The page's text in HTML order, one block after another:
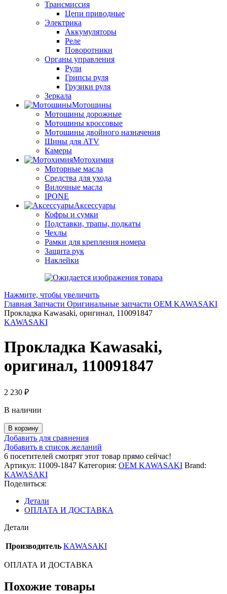
Трансмиссия
Цепи приводные
Электрика
Аккумуляторы
Реле
Поворотники
Органы управления
Рули
Грипсы руля
Грузики руля
Зеркала
Мотошины
Мотошины дорожные
Мотошины кроссовые
Мотошины двойного назначения
Шины для ATV
Камеры
Мотохимия
Моторные масла
Средства для ухода
Вилочные масла
IPONE
Аксессуары
Кофры и сумки
Подставки, трапы, подкаты
Чехлы
Рамки для крепления номера
Защита рук
Наклейки
Нажмите, чтобы увеличить
Главная Запчасти Оригинальные запчасти OEM KAWASAKI
Прокладка Kawasaki, оригинал, 110091847
KAWASAKI
Прокладка Kawasaki,
оригинал, 110091847
2 230 ₽
В наличии
Количество
товара
Прокладка
Kawasaki,
оригинал,
110091847
В корзину
Добавить для сравнения
Добавить в список желаний
6 посетителей смотрят этот товар прямо сейчас!
Артикул: 11009-1847 Категория: OEM KAWASAKI Brand:
KAWASAKI
Поделиться:
Детали
ОПЛАТА И ДОСТАВКА
Детали
Производитель KAWASAKI
ОПЛАТА И ДОСТАВКА
Похожие товары